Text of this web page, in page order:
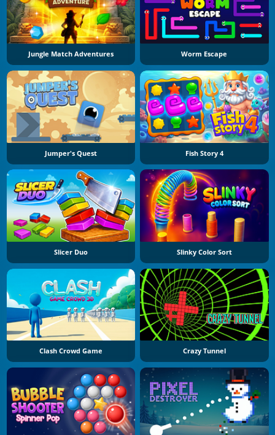
Jungle Match Adventures Worm Escape
Jumper's Quest Fish Story 4
Slicer Duo Slinky Color Sort
Clash Crowd Game Crazy Tunnel